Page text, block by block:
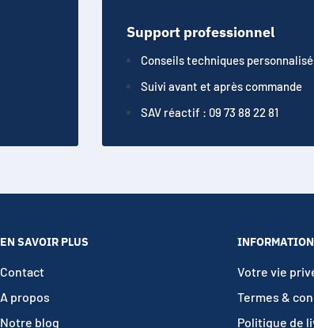
Support professionnel
Conseils techniques
Suivi avant et après commande
SAV réactif : 09 73 88 22 81
EN SAVOIR PLUS
Contact
A propos
Notre blog
Votre vie
Termes &
Politique de